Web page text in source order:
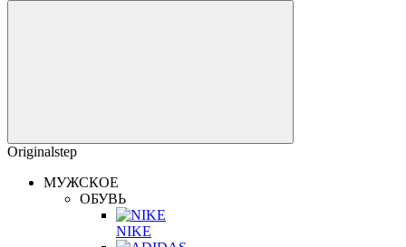
Originalstep
МУЖСКОЕ
ОБУВЬ
NIKE